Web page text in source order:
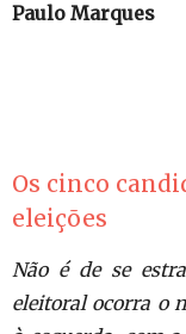
Paulo Marques
Os cinco
eleições
Não é de se
eleitoral ocorra o